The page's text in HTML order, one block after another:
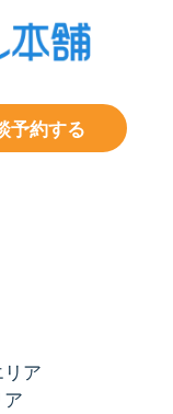
予約する
ア